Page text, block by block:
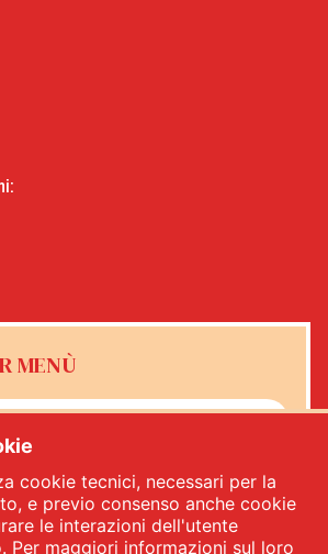
MENÙ
la newsletter Menù
ISCRIVITI
cookie tecnici, necessari per la
e previo consenso anche cookie
le interazioni dell'utente
Per maggiori informazioni sul loro